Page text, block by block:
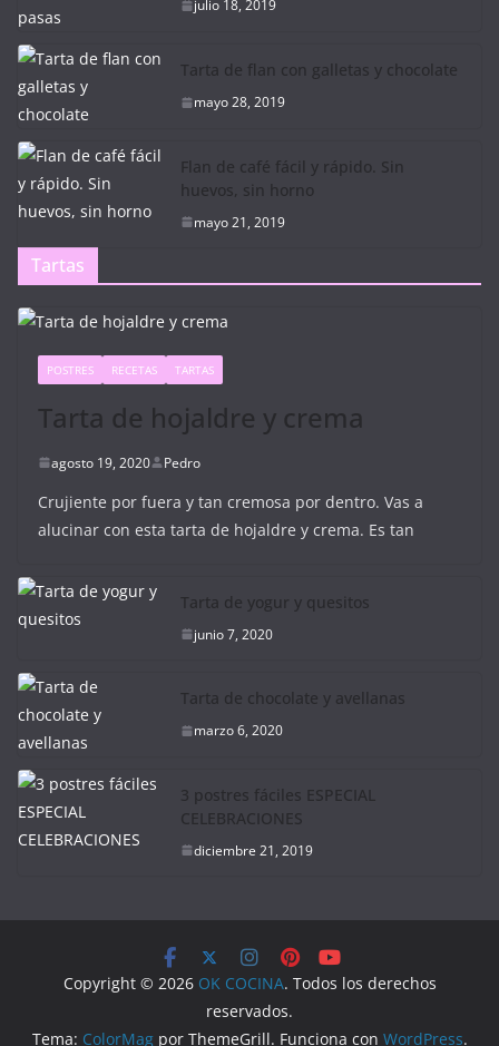
julio 18, 2019
Tarta de flan con galletas y chocolate
mayo 28, 2019
Flan de café fácil y rápido. Sin
huevos, sin horno
mayo 21, 2019
Tartas
POSTRES RECETAS TARTAS
Tarta de hojaldre y crema
agosto 19, 2020 Pedro
Crujiente por fuera y tan cremosa por dentro. Vas a
alucinar con esta tarta de hojaldre y crema. Es tan
Tarta de yogur y quesitos
junio 7, 2020
Tarta de chocolate y avellanas
marzo 6, 2020
3 postres fáciles ESPECIAL
CELEBRACIONES
diciembre 21, 2019
Copyright © 2026 OK COCINA. Todos los derechos
reservados.
Tema: ColorMagpor ThemeGrill. Funciona con WordPress.